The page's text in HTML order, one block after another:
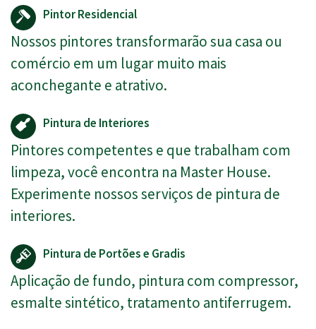
Pintor Residencial
Nossos pintores transformarão sua casa ou
comércio em um lugar muito mais
aconchegante e atrativo.
Pintura de Interiores
Pintores competentes e que trabalham com
limpeza, você encontra na Master House.
Experimente nossos serviços de pintura de
interiores.
Pintura de Portões e Gradis
Aplicação de fundo, pintura com compressor,
esmalte sintético, tratamento antiferrugem.